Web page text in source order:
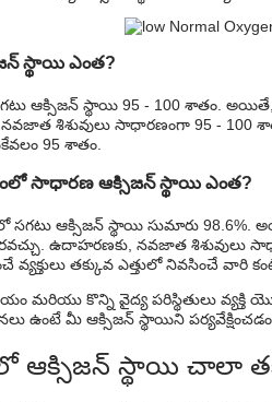
స్థాయి ఎంత?
ఆక్సిజన్ స్థాయి 95 - 100 శాతం.
శిశువులు సాధారణంగా 95 - 100
కేవలం 95 శాతం.
సాధారణ ఆక్సిజన్ స్థాయి ఎంత?
సగటు ఆక్సిజన్ స్థాయి సుమారు 98.6%.
ఉదాహరణకు, నవజాత శిశువులు
వ్యక్తులు తక్కువ ఎత్తులో నివసించే వారి
మరియు కొన్ని వైద్య పరిస్థితులు వ్యక్తి
ఉంటే మీ ఆక్సిజన్ స్థాయిని
ఆక్సిజన్ స్థాయి చాలా